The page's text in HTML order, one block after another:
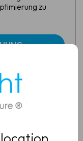
zu
eine
sowie